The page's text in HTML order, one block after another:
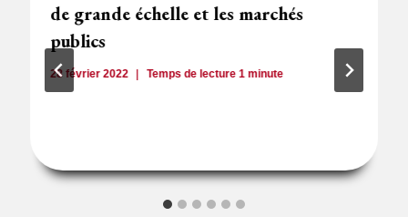
de grande échelle et les marchés
publics
28 février 2022 Temps de lecture1 minute